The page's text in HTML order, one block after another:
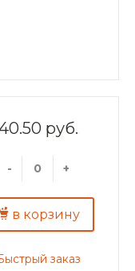
руб.
- +
в корзину
заказ